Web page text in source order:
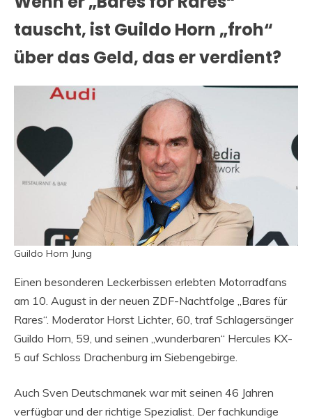
tauscht, ist Guildo Horn „froh“
über das Geld, das er verdient?
Guildo Horn Jung
Einen besonderen Leckerbissen erlebten Motorradfans
am 10. August in der neuen ZDF-Nachtfolge „Bares für
Rares“. Moderator Horst Lichter, 60, traf Schlagersänger
Guildo Horn, 59, und seinen „wunderbaren“ Hercules KX-
5 auf Schloss Drachenburg im Siebengebirge.
Auch Sven Deutschmanek war mit seinen 46 Jahren
verfügbar und der richtige Spezialist. Der fachkundige